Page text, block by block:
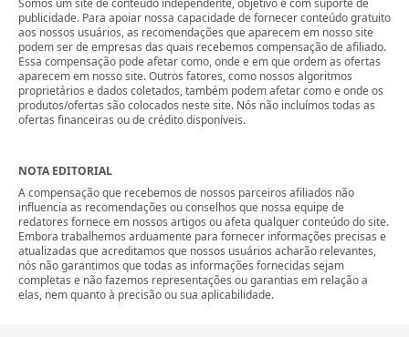
Somos um site de conteúdo independente, objetivo e com suporte de
publicidade. Para apoiar nossa capacidade de fornecer conteúdo gratuito
aos nossos usuários, as recomendações que aparecem em nosso site
podem ser de empresas das quais recebemos compensação de afiliado.
Essa compensação pode afetar como, onde e em que ordem as ofertas
aparecem em nosso site. Outros fatores, como nossos algoritmos
proprietários e dados coletados, também podem afetar como e onde os
produtos/ofertas são colocados neste site. Nós não incluímos todas as
ofertas financeiras ou de crédito disponíveis.
NOTA EDITORIAL
A compensação que recebemos de nossos parceiros afiliados não
influencia as recomendações ou conselhos que nossa equipe de
redatores fornece em nossos artigos ou afeta qualquer conteúdo do site.
Embora trabalhemos arduamente para fornecer informações precisas e
atualizadas que acreditamos que nossos usuários acharão relevantes,
nós não garantimos que todas as informações fornecidas sejam
completas e não fazemos representações ou garantias em relação a
elas, nem quanto à precisão ou sua aplicabilidade.